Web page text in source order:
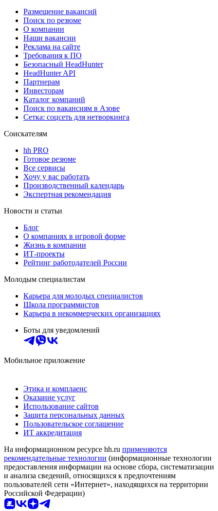
Размещение вакансий
Поиск по резюме
О компании
Наши вакансии
Реклама на сайте
Требования к ПО
Безопасный HeadHunter
HeadHunter API
Партнерам
Инвесторам
Каталог компаний
Поиск по вакансиям в Азове
Сетка: соцсеть для нетворкинга
Соискателям
hh PRO
Готовое резюме
Все сервисы
Хочу у вас работать
Производственный календарь
Экспертная рекомендация
Новости и статьи
Блог
О компаниях в игровой форме
Жизнь в компании
ИТ-проекты
Рейтинг работодателей России
Молодым специалистам
Карьера для молодых специалистов
Школа программистов
Карьера в некоммерческих организациях
Боты для уведомлений
Мобильное приложение
Этика и комплаенс
Оказание услуг
Использование сайтов
Защита персональных данных
Пользовательское соглашение
ИТ аккредитация
На информационном ресурсе hh.ru применяются
рекомендательные технологии (информационные технологии
предоставления информации на основе сбора, систематизации
и анализа сведений, относящихся к предпочтениям
пользователей сети «Интернет», находящихся на территории
Российской Федерации)